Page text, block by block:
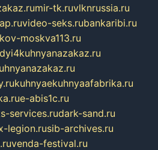
mir-tk.ruvlknrussia.ru
video-seks.rubankaribi.ru
moskva113.ru
kuhnyaekuhnyaafabrika.ru
e-abis1c.ru
services.rudark-sand.ru
legion.rusib-archives.ru
venda-festival.ru